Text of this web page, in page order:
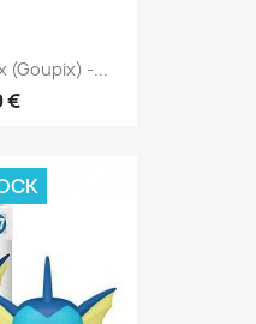
(Goupix) -...
€